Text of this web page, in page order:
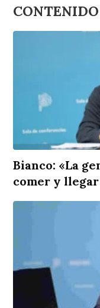
Bianco: «La
comer y llegar